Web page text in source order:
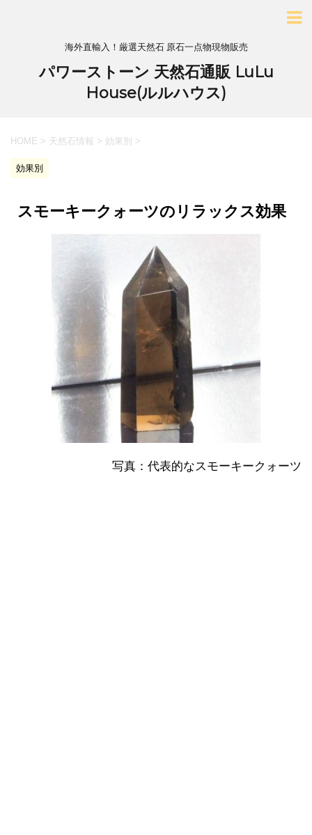
海外直輸入！厳選天然石 原石一点物現物販売
パワーストーン 天然石通販 LuLu
House(ルルハウス)
HOME > 天然石情報 > 効果別 >
効果別
スモーキークォーツのリラックス効果
写真：代表的なスモーキークォーツ